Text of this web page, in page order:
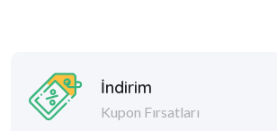
İndirim
Kupon Fırsatları